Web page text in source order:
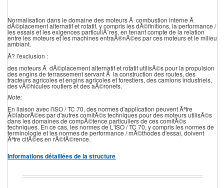
Normalisation dans le domaine des moteurs Ã combustion interne Ã
dÃ©placement alternatif et rotatif, y compris les dÃ©finitions, la performance /
les essais et les exigences particuliÃ¨res, en tenant compte de la relation
entre les moteurs et les machines entraÃ®nÃ©es par ces moteurs et le milieu
ambiant.
Ã? l'exclusion :
des moteurs Ã dÃ©placement alternatif et rotatif utilisÃ©s pour la propulsion
des engins de terrassement servant Ã la construction des routes, des
tracteurs agricoles et engins agricoles et forestiers, des camions industriels,
des vÃ©hicules routiers et des aÃ©ronefs.
Note:
En liaison avec l'ISO / TC 70, des normes d'application peuvent Ãªtre
Ã©laborÃ©es par d'autres comitÃ©s techniques pour des moteurs utilisÃ©s
dans les domaines de compÃ©tence particuliers de ces comitÃ©s
techniques. En ce cas, les normes de L'ISO / TC 70, y compris les normes de
terminologie et les normes de performance / mÃ©thodes d'essai, doivent
Ãªtre citÃ©es en rÃ©fÃ©rence.
Informations détaillées de la structure